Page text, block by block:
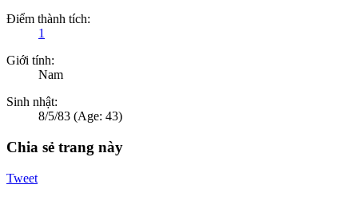
Điểm thành tích:
1
Giới tính:
Nam
Sinh nhật:
8/5/83 (Age: 43)
Chia sẻ trang này
Tweet